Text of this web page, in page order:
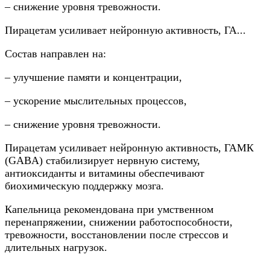
– снижение уровня тревожности.
Пирацетам усиливает нейронную активность, ГА...
Состав направлен на:
– улучшение памяти и концентрации,
– ускорение мыслительных процессов,
– снижение уровня тревожности.
Пирацетам усиливает нейронную активность, ГАМК
(GABA) стабилизирует нервную систему,
антиоксиданты и витамины обеспечивают
биохимическую поддержку мозга.
Капельница рекомендована при умственном
перенапряжении, снижении работоспособности,
тревожности, восстановлении после стрессов и
длительных нагрузок.